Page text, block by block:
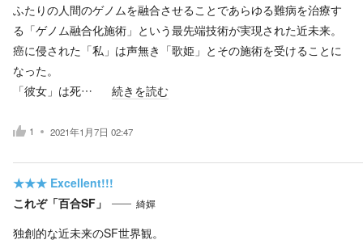
ふたりの人間のゲノムを融合させることであらゆる難病を治療す
る「ゲノム融合化施術」という最先端技術が実現された近未来。
癌に侵された「私」は声無き「歌姫」とその施術を受けることに
なった。
「彼女」は死…
続きを読む
1 2021年1月7日 02:47
★★★ Excellent!!!
これぞ「百合SF」
綺嬋
独創的な近未来のSF世界観。